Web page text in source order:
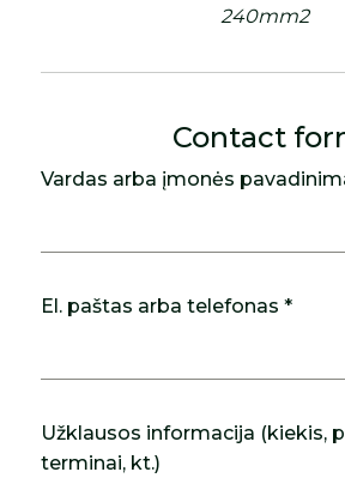
240mm2
Contact
Vardas arba įmonės
El. paštas arba telefonas *
Užklausos informacija (kiekis,
terminai, kt.)